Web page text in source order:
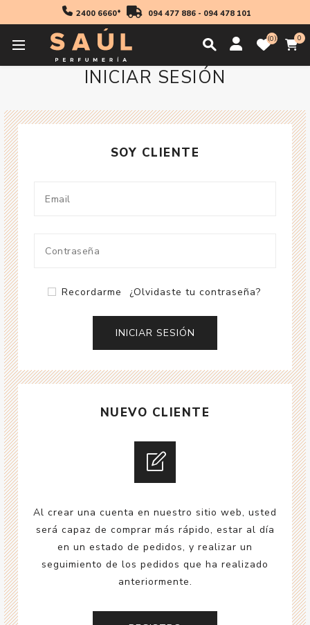
2400 6660* 094 477 886- 094 478 101
0 0
INICIAR SESIÓN
SOY CLIENTE
Recordarme ¿Olvidaste tu contraseña?
NUEVO CLIENTE
Al crear una cuenta en nuestro sitio web, usted
será capaz de comprar más rápido, estar al día
en un estado de pedidos, y realizar un
seguimiento de los pedidos que ha realizado
anteriormente.